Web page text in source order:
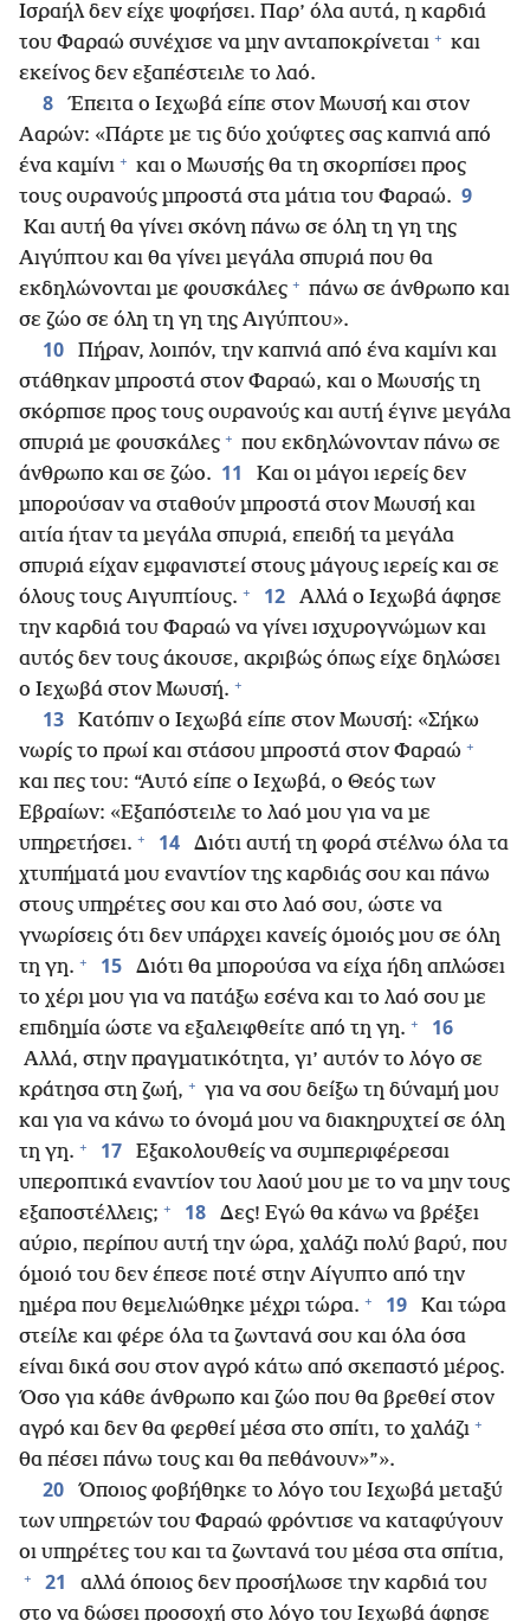
Ισραήλ δεν είχε ψοφήσει. Παρ’ όλα αυτά, η καρδιά
του Φαραώ συνέχισε να μην ανταποκρίνεται + και
εκείνος δεν εξαπέστειλε το λαό.
8
Έπειτα ο Ιεχωβά είπε στον Μωυσή και στον
Ααρών: «Πάρτε με τις δύο χούφτες σας καπνιά από
ένα καμίνι + και ο Μωυσής θα τη σκορπίσει προς
τους ουρανούς μπροστά στα μάτια του Φαραώ. 9
Και αυτή θα γίνει σκόνη πάνω σε όλη τη γη της
Αιγύπτου και θα γίνει μεγάλα σπυριά που θα
εκδηλώνονται με φουσκάλες + πάνω σε άνθρωπο και
σε ζώο σε όλη τη γη της Αιγύπτου».
10
Πήραν, λοιπόν, την καπνιά από ένα καμίνι και
στάθηκαν μπροστά στον Φαραώ, και ο Μωυσής τη
σκόρπισε προς τους ουρανούς και αυτή έγινε μεγάλα
σπυριά με φουσκάλες + που εκδηλώνονταν πάνω σε
άνθρωπο και σε ζώο. 11
Και οι μάγοι ιερείς δεν
μπορούσαν να σταθούν μπροστά στον Μωυσή και
αιτία ήταν τα μεγάλα σπυριά, επειδή τα μεγάλα
σπυριά είχαν εμφανιστεί στους μάγους ιερείς και σε
όλους τους Αιγυπτίους. + 12
Αλλά ο Ιεχωβά άφησε
την καρδιά του Φαραώ να γίνει ισχυρογνώμων και
αυτός δεν τους άκουσε, ακριβώς όπως είχε δηλώσει
ο Ιεχωβά στον Μωυσή. +
13
Κατόπιν ο Ιεχωβά είπε στον Μωυσή: «Σήκω
νωρίς το πρωί και στάσου μπροστά στον Φαραώ +
και πες του: “Αυτό είπε ο Ιεχωβά, ο Θεός των
Εβραίων: «Εξαπόστειλε το λαό μου για να με
υπηρετήσει. + 14
Διότι αυτή τη φορά στέλνω όλα τα
χτυπήματά μου εναντίον της καρδιάς σου και πάνω
στους υπηρέτες σου και στο λαό σου, ώστε να
γνωρίσεις ότι δεν υπάρχει κανείς όμοιός μου σε όλη
τη γη. + 15
Διότι θα μπορούσα να είχα ήδη απλώσει
το χέρι μου για να πατάξω εσένα και το λαό σου με
επιδημία ώστε να εξαλειφθείτε από τη γη. + 16
Αλλά, στην πραγματικότητα, γι’ αυτόν το λόγο σε
κράτησα στη ζωή, + για να σου δείξω τη δύναμή μου
και για να κάνω το όνομά μου να διακηρυχτεί σε όλη
τη γη. + 17
Εξακολουθείς να συμπεριφέρεσαι
υπεροπτικά εναντίον του λαού μου με το να μην τους
εξαποστέλλεις; + 18
Δες! Εγώ θα κάνω να βρέξει
αύριο, περίπου αυτή την ώρα, χαλάζι πολύ βαρύ, που
όμοιό του δεν έπεσε ποτέ στην Αίγυπτο από την
ημέρα που θεμελιώθηκε μέχρι τώρα. + 19
Και τώρα
στείλε και φέρε όλα τα ζωντανά σου και όλα όσα
είναι δικά σου στον αγρό κάτω από σκεπαστό μέρος.
Όσο για κάθε άνθρωπο και ζώο που θα βρεθεί στον
αγρό και δεν θα φερθεί μέσα στο σπίτι, το χαλάζι +
θα πέσει πάνω τους και θα πεθάνουν»”».
20
Όποιος φοβήθηκε το λόγο του Ιεχωβά μεταξύ
των υπηρετών του Φαραώ φρόντισε να καταφύγουν
οι υπηρέτες του και τα ζωντανά του μέσα στα σπίτια,
+ 21
αλλά όποιος δεν προσήλωσε την καρδιά του
στο να δώσει προσοχή στο λόγο του Ιεχωβά άφησε